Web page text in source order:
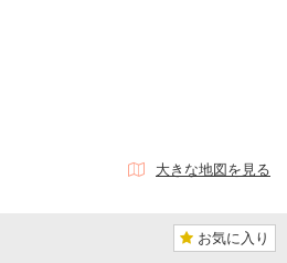
大きな地図を見る
お気に入り